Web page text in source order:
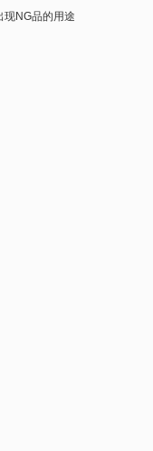
现NG品的用途